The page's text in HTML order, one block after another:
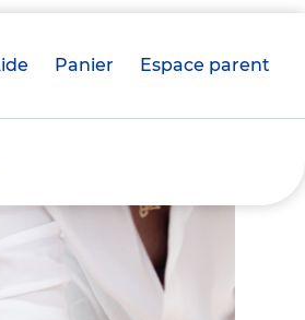
Panier crèche(s)
Espace parent